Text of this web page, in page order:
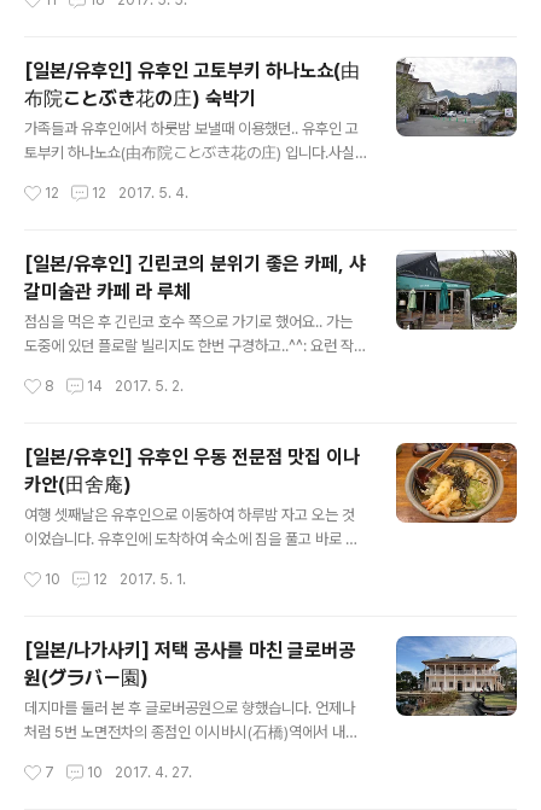
넣고 이동하기로 합니다. 어제와 다르게 날씨가 정말 좋았
느낌??사실 맛은 호불호가 엄청 갈리기 때문에.. 조심하시
는게..ㅋㅋ(가격도 상당하다보니..^^;) 긴린코 근처에 오니
언제나 보이는 요 녀석들이 있네요 ㅋㅋ 날씨가 좋아진 덕
분인지 관광객들도 많았습니다. 긴린코의 맑은 물롸 푸른
를 재미삼아 뽑아봤는데,이번에는 이 ..
[일본/유후인] 유후인 고토부키 하나노쇼(由
布院ことぶき花の庄) 숙박기
가족들과 유후인에서 하룻밤 보낼때 이용했던.. 유후인 고
토부키 하나노쇼(由布院ことぶき花の庄) 입니다.사실
곳이 저렴하긴 하지만.. 시설이 좀 안좋은거 같아서.. 여행
일단 위치상으로 좋았던게..유후인과 정말 가깝습니다. 5
분 정도만 걸어가면 됩니다. 입구에 보면 오늘 체크인 하는
사람들의 이름이 적혀있어요. 들어오자마자 느낀건.. 뭔가
올드한 느낌이 가득하다는거? ㅋㅋ 그래도 이렇게 통유리
구조라 뭔가 시원한 느낌이 있더라구요^^로비에 나와서 커
받았습니다. 방을 총 3개를 예약했어요.근데 방 사이즈만
12 12 2017. 5. 4.
[일본/유후인] 긴린코의 분위기 좋은 카페, 샤
갈미술관 카페 라 루체
점심을 먹은 후 긴린코 호수 쪽으로 가기로 했어요.. 가는
도중에 있던 플로랄 빌리지도 한번 구경하고..^^: 요런 작고
품들도 판매하고 있구요.. 여기는 마녀배달부 키키를 컨셉
화장실 다녀오시더니 안색이 갑자기 안좋으시더라구요..누
나에게 들어보니 화장실에서 토하셨다고...;; 갑자기 추워진
날씨탓인지, 점심식사 탓인지..아니면 기차에서 멀미를 하
신건지 모르겠지만.. 일단은 유후인 길을 잘 아는 제가 숙소
하셔서 같이 모셔드리고.. 저는 다시 합류를 위해 긴린코 쪽
8 14 2017. 5. 2.
[일본/유후인] 유후인 우동 전문점 맛집 이나
카안(田舍庵)
여행 셋째날은 유후인으로 이동하여 하루밤 자고 오는 것
이었습니다. 유후인에 도착하여 숙소에 짐을 풀고 바로 점
습니다^^) 계속 날씨가 좋았는데, 이 날은 갑자기 흐리고
점심은 저번에 정말 만족했던 가정식집 나스야에 가려고
했으나..(나스야(茄子屋) 포스팅 http://fotolife.tistory.
com/entry/1519) 갑자기 추워진 날씨에 아버지께서 따
뜻한 국물이 생각난다고 하셔서..원래 계획이 틀어지는 바
람에.. 급하게 우동집을 검색해봤습니다. 그리고 찾아간
다. 사진은 먹고 나와서 찍은것이지만..실제로 저희도 20
10 12 2017. 5. 1.
[일본/나가사키] 저택 공사를 마친 글로버공
원(グラバー園)
데지마를 둘러 본 후 글로버공원으로 향했습니다. 언제나
처럼 5번 노면전차의 종점인 이시바시(石橋)역에서 내린
서 내린 후에 주변 풍경은 꼭 담아줘야죠^^ 다행히 날씨가
7 10 2017. 4. 27.